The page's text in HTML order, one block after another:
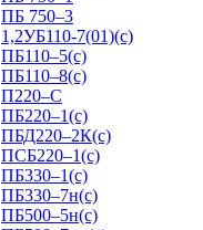
ПБ 750–3
1,2УБ110-7(01)(с)
ПБ110–5(с)
ПБ110–8(с)
П220–С
ПБ220–1(с)
ПБД220–2К(с)
ПСБ220–1(с)
ПБ330–1(с)
ПБ330–7н(с)
ПБ500–5н(с)